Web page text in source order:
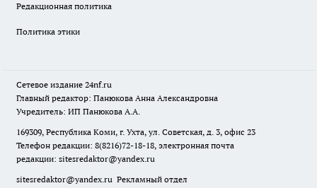
Редакционная политика
Политика этики
Сетевое издание 24nf.ru
Главный редактор: Панюкова Анна Александровна
Учредитель: ИП Панюкова А.А.
169309, Республика Коми, г. Ухта, ул. Советская, д. 3, офис 23
Телефон редакции: 8(8216)72-18-18, электронная почта
редакции: sitesredaktor@yandex.ru
sitesredaktor@yandex.ru Рекламный отдел